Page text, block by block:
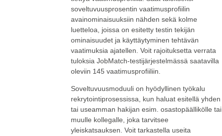
soveltuvuusprosentin vaatimusprofiilin
avainominaisuuksiin nähden sekä kolme
luetteloa, joissa on esitetty testin tekijän
ominaisuudet ja käyttäytyminen tehtävän
vaatimuksia ajatellen. Voit rajoituksetta verrata
tuloksia JobMatch-testijärjestelmässä saatavilla
oleviin 145 vaatimusprofiiliin.
Soveltuvuusmoduuli on hyödyllinen työkalu
rekrytointiprosessissa, kun haluat esitellä yhden
tai useamman hakijan esim. osastopäällikölle tai
muulle kollegalle, joka tarvitsee
yleiskatsauksen. Voit tarkastella useita